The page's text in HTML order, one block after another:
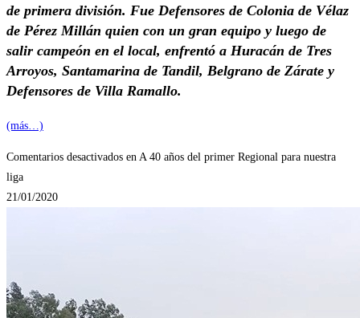
de primera división. Fue Defensores de Colonia de Vélaz
de Pérez Millán quien con un gran equipo y luego de
salir campeón en el local, enfrentó a Huracán de Tres
Arroyos, Santamarina de Tandil, Belgrano de Zárate y
Defensores de Villa Ramallo.
(más…)
Comentarios desactivados en A 40 años del primer Regional para nuestra
liga
21/01/2020